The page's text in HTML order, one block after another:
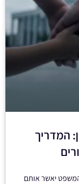
המדריך
המשפט יאשר אותם